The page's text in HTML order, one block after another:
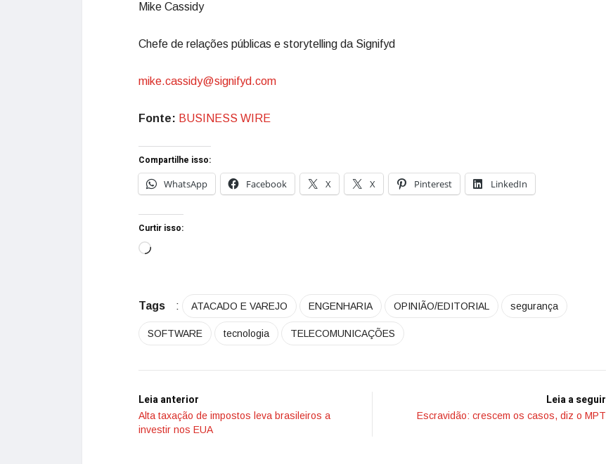
Mike Cassidy
Chefe de relações públicas e storytelling da Signifyd
mike.cassidy@signifyd.com
Fonte: BUSINESS WIRE
Compartilhe isso:
WhatsApp
Facebook X X Pinterest LinkedIn
Curtir isso:
Tags : ATACADO E VAREJO ENGENHARIA OPINIÃO/EDITORIAL segurança
SOFTWARE tecnologia TELECOMUNICAÇÕES
Leia anterior
Alta taxação de impostos leva brasileiros a
investir nos EUA
Leia a seguir
Escravidão: crescem os casos, diz o MPT